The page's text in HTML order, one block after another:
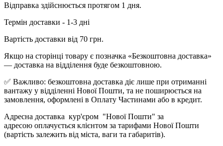
Відправка здійснюється протягом 1 дня.
Термін доставки - 1-3 дні
Вартість доставки від 70 грн.
Якщо на сторінці товару є позначка «Безкоштовна доставка»
— доставка на відділення буде безкоштовною.
✅ Важливо: безкоштовна доставка діє лише при отриманні
вантажу у відділенні Нової Пошти, та не поширюється на
замовлення, оформлені в Оплату Частинами або в кредит.
Адресна доставка кур'єром "Нової Пошти" за
адресою оплачується клієнтом за тарифами Нової Пошти
(вартість залежить від міста, ваги та габаритів).